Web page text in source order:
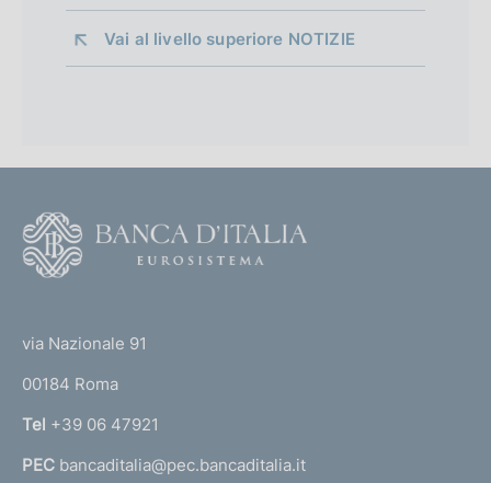
Vai al livello superiore NOTIZIE
r
n
a
via Nazionale 91
00184 Roma
Tel +39 06 47921
PEC bancaditalia@pec.bancaditalia.it